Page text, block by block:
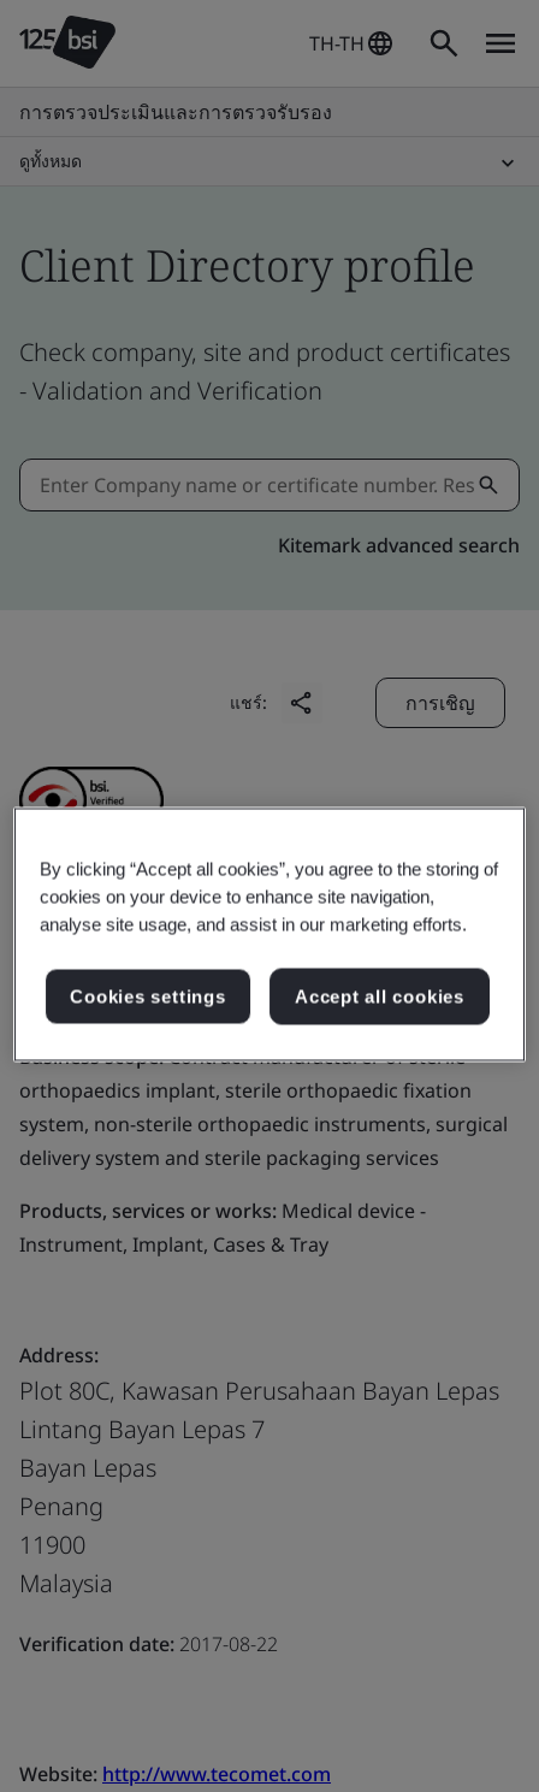
TH-TH
การตรวจประเมินและการตรวจรับรอง
ดูทั้งหมด
Client Directory profile
Check company, site and product certificates
- Validation and Verification
Kitemark advanced search
แชร์: การเชิญ
Symmetry Medical
Malaysia Sdn. Bhd.
Business scope:Contract manufacturer of sterile
orthopaedics implant, sterile orthopaedic fixation
system, non-sterile orthopaedic instruments, surgical
delivery system and sterile packaging services
Products, services or works: Medical device -
Instrument, Implant, Cases & Tray
Address:
Plot 80C, Kawasan Perusahaan Bayan Lepas
Lintang Bayan Lepas 7
Bayan Lepas
Penang
11900
Malaysia
Verification date: 2017-08-22
Website: http://www.tecomet.com
By clicking “Accept all cookies”, you agree to the storing of
cookies on your device to enhance site navigation,
analyse site usage, and assist in our marketing efforts.
Cookies settings Accept all cookies